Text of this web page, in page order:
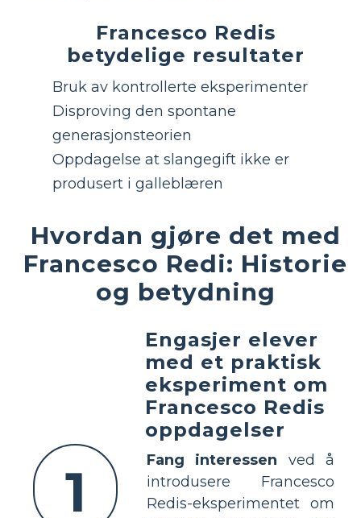
Francesco Redis
betydelige resultater
Bruk av kontrollerte eksperimenter
Disproving den spontane
generasjonsteorien
Oppdagelse at slangegift ikke er
produsert i galleblæren
Hvordan gjøre det med
Francesco Redi: Historie
og betydning
1
Engasjer elever
med et praktisk
eksperiment om
Francesco Redis
oppdagelser
Fang interessen ved å
introdusere Francesco
Redis-eksperimentet om